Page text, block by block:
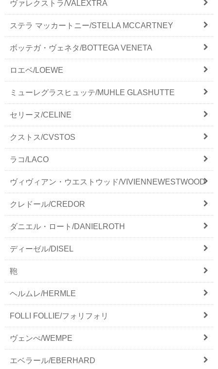
ヴァレクストラ/VALEXTRA
ステラ マッカートニー/STELLA MCCARTNEY
ボッテガ・ヴェネタ/BOTTEGA VENETA
ロエベ/LOEWE
ミューレグラスヒュッテ/MUHLE GLASHUTTE
セリーヌ/CELINE
クストス/CVSTOS
ラコ/LACO
ヴィヴィアン・ウエストウッド/VIVIENNEWESTWOOD
クレドール/CREDOR
ダニエル・ロート/DANIELROTH
ディーゼル/DISEL
鞄
ヘルムレ/HERMLE
FOLLI FOLLIE/フォリフォリ
ヴェンぺ/WEMPE
エベラール/EBERHARD